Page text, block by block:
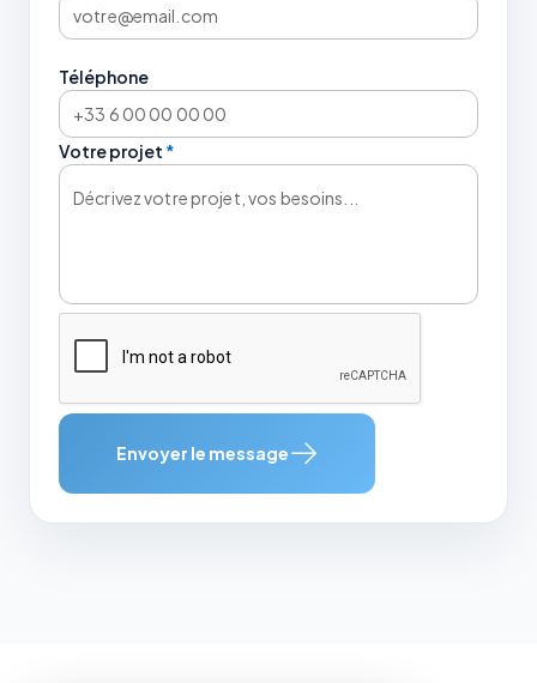
Téléphone
Votre projet *
Envoyer le message